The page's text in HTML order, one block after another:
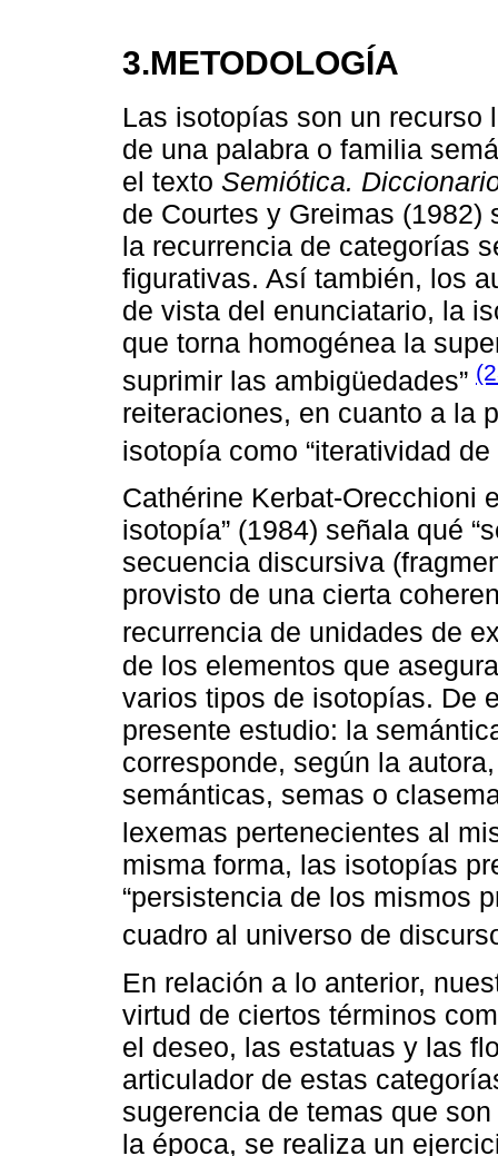
3.METODOLOGÍA
Las isotopías son un recurso
de una palabra o familia
el texto Semiótica.
de Courtes y Greimas
la recurrencia de categorías
figurativas. Así también, los
de vista del enunciatario, la
que torna homogénea la
suprimir las ambigüedades”
reiteraciones, en cuanto a la
isotopía como “iteratividad
Cathérine Kerbat-Orecchioni
isotopía” (1984) señala qué
secuencia discursiva
provisto de una cierta
recurrencia de unidades de
de los elementos que
varios tipos de isotopías. De
presente estudio: la
corresponde, según la
semánticas, semas o
lexemas pertenecientes al
misma forma, las isotopías
“persistencia de los mismos
cuadro al universo de
En relación a lo anterior,
virtud de ciertos términos
el deseo, las estatuas y las
articulador de estas
sugerencia de temas que
la época, se realiza un